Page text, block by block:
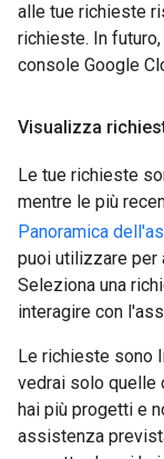
alle tue richieste
richieste. In
console Google
Visualizza
Le tue richieste
mentre le più
Panoramica
puoi utilizzare per
Seleziona una
interagire con
Le richieste sono
vedrai solo quelle
hai più progetti e
assistenza